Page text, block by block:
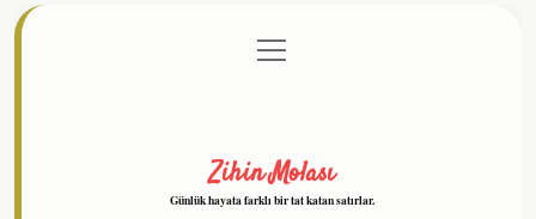
Gizlilik Politikası
menüyü
aç
Zihin Molası
Günlük hayata farklı bir tat katan satırlar.